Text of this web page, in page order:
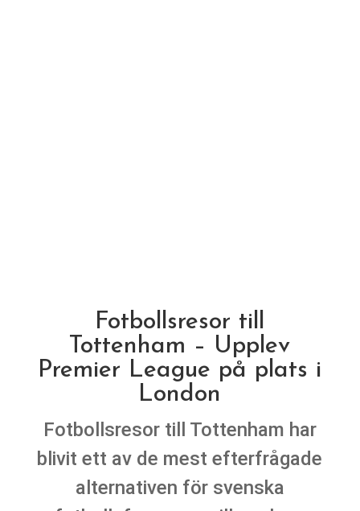
Fotbollsresor till
Tottenham – Upplev
Premier League på plats i
London
Fotbollsresor till Tottenham har
blivit ett av de mest efterfrågade
alternativen för svenska